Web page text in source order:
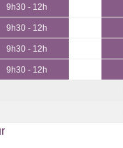
9h30 - 12h
9h30 - 12h
9h30 - 12h
9h30 - 12h